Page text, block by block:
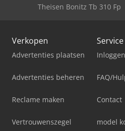
Theisen Bonitz Tb 310 Fp
Verkopen
Advertenties plaatsen
Advertenties beheren
Reclame maken
Vertrouwenszegel
Inloggen
FAQ/
Contact
model